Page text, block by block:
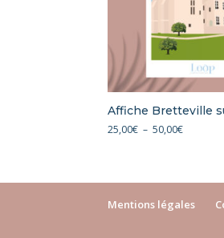
Affiche Bretteville
25,00€ – 50,00€Plage
50,00€
Mentions légales